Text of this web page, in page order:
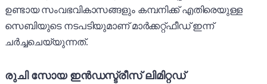
ഉണ്ടായ സംവഭവികാസങ്ങളും കമ്പനിക്ക് എതിരെയുള്ള
സെബിയുടെ നടപടിയുമാണ് മാർക്കറ്റ്ഫീഡ് ഇന്ന്
ചർച്ചചെയ്യുന്നത്.
രുചി സോയ ഇൻഡസ്ട്രീസ് ലിമിറ്റഡ്